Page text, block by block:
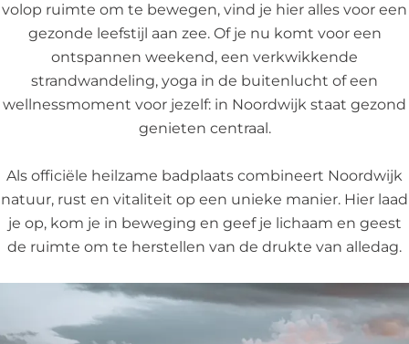
volop ruimte om te bewegen, vind je hier alles voor een
gezonde leefstijl aan zee. Of je nu komt voor een
ontspannen weekend, een verkwikkende
strandwandeling, yoga in de buitenlucht of een
wellnessmoment voor jezelf: in Noordwijk staat gezond
genieten centraal.
Als officiële heilzame badplaats combineert Noordwijk
natuur, rust en vitaliteit op een unieke manier. Hier laad
je op, kom je in beweging en geef je lichaam en geest
de ruimte om te herstellen van de drukte van alledag.